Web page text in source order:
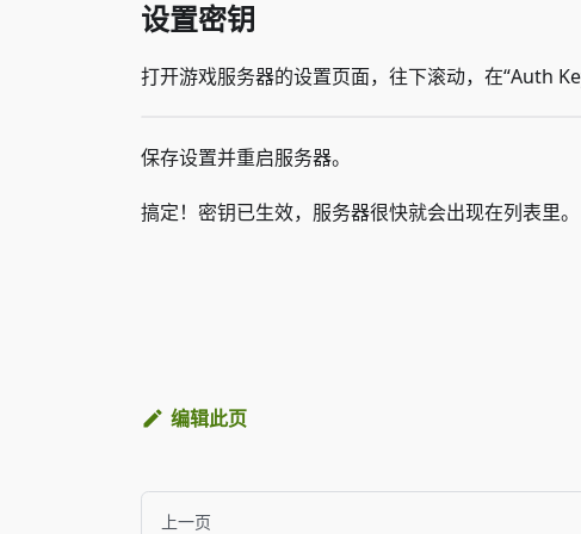
设置密钥
打开游戏服务器的设置页面，往下滚动，在“Auth
保存设置并重启服务器。
搞定！密钥已生效，服务器很快就会出现在列表里。
编辑此页
上一页